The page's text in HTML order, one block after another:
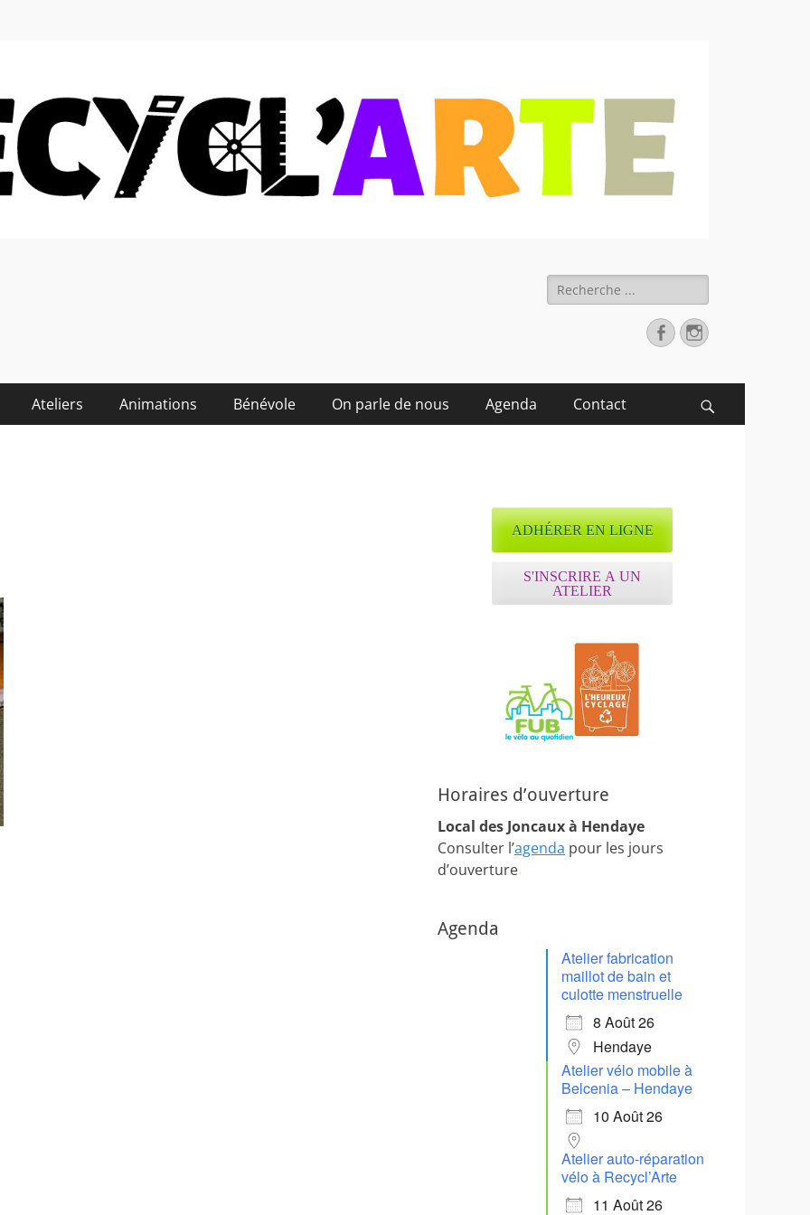
Rechercher :
FacebookInstagram
Ateliers Animations Bénévole On parle de nous Agenda Contact
ADHÉRER EN LIGNE
S'INSCRIRE A UN
ATELIER
Horaires d’ouverture
Local des Joncaux à Hendaye
Consulter l’agenda pour les jours
d’ouverture
Agenda
Atelier fabrication
maillot de bain et
culotte menstruelle
8 Août 26
Hendaye
Atelier vélo mobile à
Belcenia – Hendaye
10 Août 26
Atelier auto-réparation
vélo à Recycl’Arte
11 Août 26